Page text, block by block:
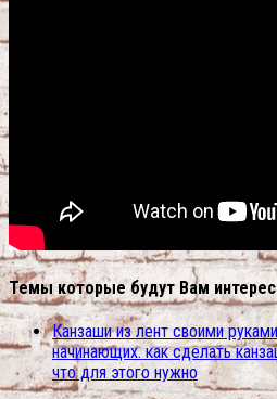
Темы которые будут Вам
Канзаши из лент своими
начинающих. как сделать
что для этого нужно